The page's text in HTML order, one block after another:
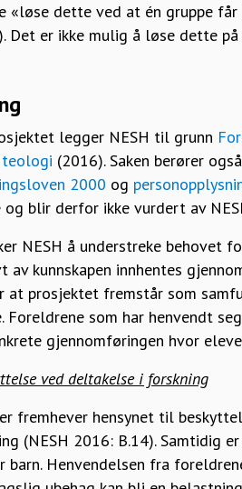
«løse dette ved at én gruppe
er ikke mulig å løse dette på
legger NESH til grunn
teologi (2016). Saken berører
2000 og
og blir derfor ikke vurdert av
NESH å understreke
av kunnskapen innhentes
at prosjektet fremstår som
Foreldrene som har henvendt
gjennomføringen hvor
ved deltakelse i forskning
fremhever hensynet til
(NESH 2016: B.14).
barn. Henvendelsen fra